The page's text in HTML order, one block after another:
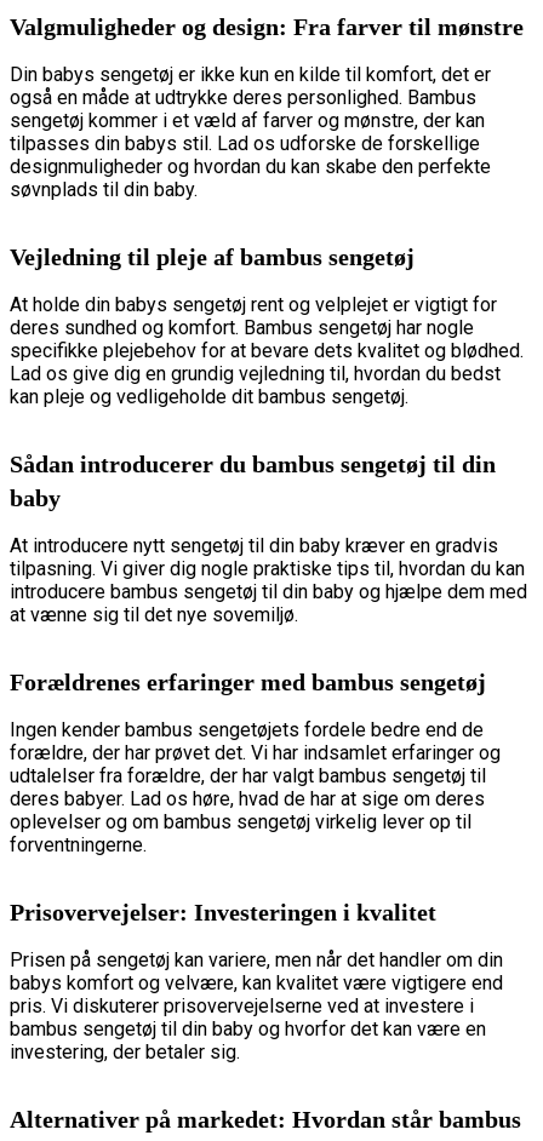
Valgmuligheder og design: Fra farver til mønstre
Din babys sengetøj er ikke kun en kilde til komfort, det er
også en måde at udtrykke deres personlighed. Bambus
sengetøj kommer i et væld af farver og mønstre, der kan
tilpasses din babys stil. Lad os udforske de forskellige
designmuligheder og hvordan du kan skabe den perfekte
søvnplads til din baby.
Vejledning til pleje af bambus sengetøj
At holde din babys sengetøj rent og velplejet er vigtigt for
deres sundhed og komfort. Bambus sengetøj har nogle
specifikke plejebehov for at bevare dets kvalitet og blødhed.
Lad os give dig en grundig vejledning til, hvordan du bedst
kan pleje og vedligeholde dit bambus sengetøj.
Sådan introducerer du bambus sengetøj til din
baby
At introducere nytt sengetøj til din baby kræver en gradvis
tilpasning. Vi giver dig nogle praktiske tips til, hvordan du kan
introducere bambus sengetøj til din baby og hjælpe dem med
at vænne sig til det nye sovemiljø.
Forældrenes erfaringer med bambus sengetøj
Ingen kender bambus sengetøjets fordele bedre end de
forældre, der har prøvet det. Vi har indsamlet erfaringer og
udtalelser fra forældre, der har valgt bambus sengetøj til
deres babyer. Lad os høre, hvad de har at sige om deres
oplevelser og om bambus sengetøj virkelig lever op til
forventningerne.
Prisovervejelser: Investeringen i kvalitet
Prisen på sengetøj kan variere, men når det handler om din
babys komfort og velvære, kan kvalitet være vigtigere end
pris. Vi diskuterer prisovervejelserne ved at investere i
bambus sengetøj til din baby og hvorfor det kan være en
investering, der betaler sig.
Alternativer på markedet: Hvordan står bambus